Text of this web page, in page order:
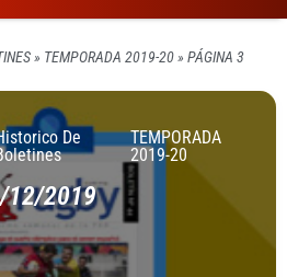
» TEMPORADA 2019-20» PÁGINA 3
De
TEMPORADA
2019-20
12/2019